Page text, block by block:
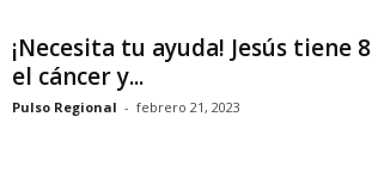
¡Necesita tu ayuda! Jesús tiene
el cáncer y...
Pulso Regional - febrero 21, 2023